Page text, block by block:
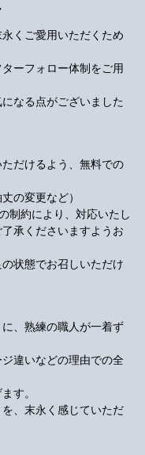
くご愛用いただくため
ーフォロー体制をご用
なる点がございました
だけるよう、無料での
の変更など）
制約により、対応いたし
承くださいますようお
状態でお召しいただけ
、熟練の職人が一着ず
違いなどの理由での全
す。
、末永く感じていただ